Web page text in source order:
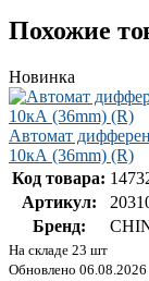
Похожие
Новинка
Автомат
10кА (36mm) (R)
Код товара:
Артикул:
Бренд:
На складе 23 шт
Обновлено 06.08.2026